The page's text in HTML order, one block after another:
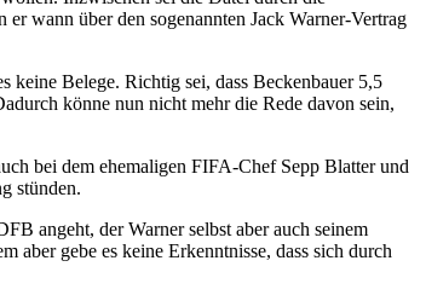
wann über den sogenannten Jack Warner-Vertrag
keine Belege. Richtig sei, dass Beckenbauer 5,5
könne nun nicht mehr die Rede davon sein,
bei dem ehemaligen FIFA-Chef Sepp Blatter und
stünden.
angeht, der Warner selbst aber auch seinem
aber gebe es keine Erkenntnisse, dass sich durch